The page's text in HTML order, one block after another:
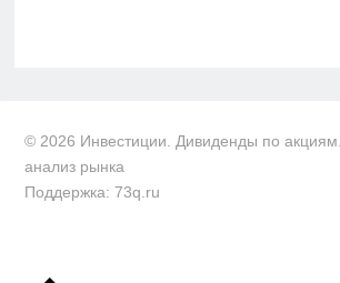
© 2026 Инвестиции. Дивиденды по
анализ рынка
Поддержка: 73q.ru